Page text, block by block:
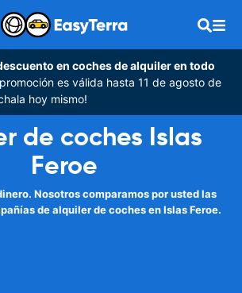
en coches de alquiler en todo
es válida hasta 11 de agosto de
hoy mismo!
de coches Islas
Feroe
Nosotros comparamos por usted las
de alquiler de coches en Islas Feroe.